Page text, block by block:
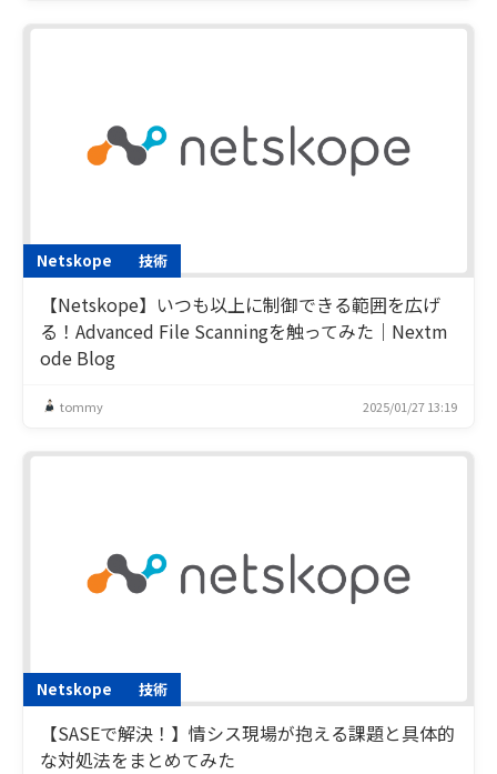
Netskope 技術
【Netskope】いつも以上に制御できる範囲を広げ
る！Advanced File Scanningを触ってみた｜Nextm
ode Blog
tommy 2025/01/27 13:19
Netskope 技術
【SASEで解決！】情シス現場が抱える課題と具体的
な対処法をまとめてみた